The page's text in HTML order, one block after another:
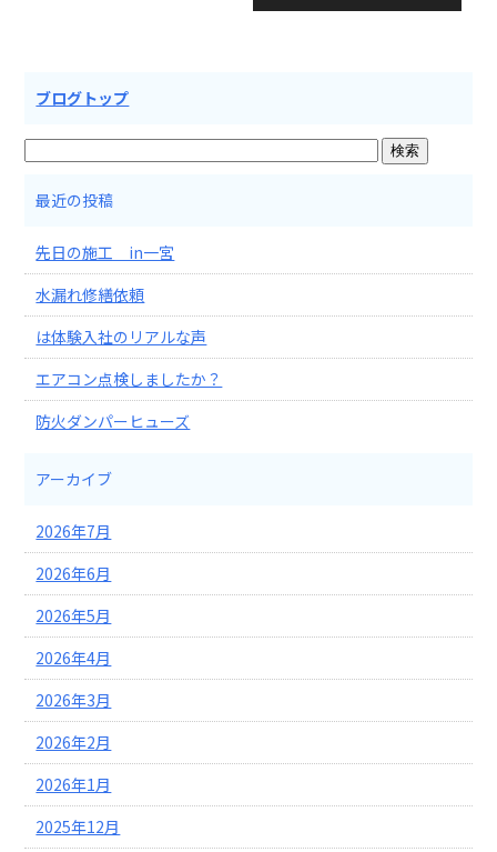
ブログトップ
最近の投稿
先日の施工 in一宮
水漏れ修繕依頼
は体験入社のリアルな声
エアコン点検しましたか？
防火ダンパーヒューズ
アーカイブ
2026年7月
2026年6月
2026年5月
2026年4月
2026年3月
2026年2月
2026年1月
2025年12月